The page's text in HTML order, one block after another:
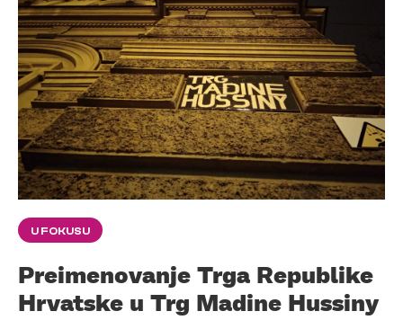
U FOKUSU
Preimenovanje Trga Republike
Hrvatske u Trg Madine Hussiny